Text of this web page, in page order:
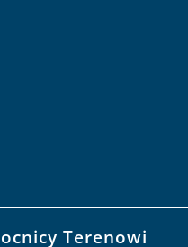
Terenowi